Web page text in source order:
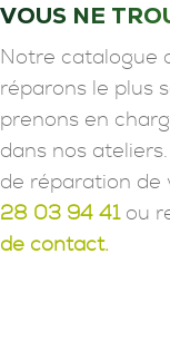
VOUS NE
Notre catalogue
réparons le plus
prenons en
dans nos
de réparation de
28 03 94 41ou
de contact.